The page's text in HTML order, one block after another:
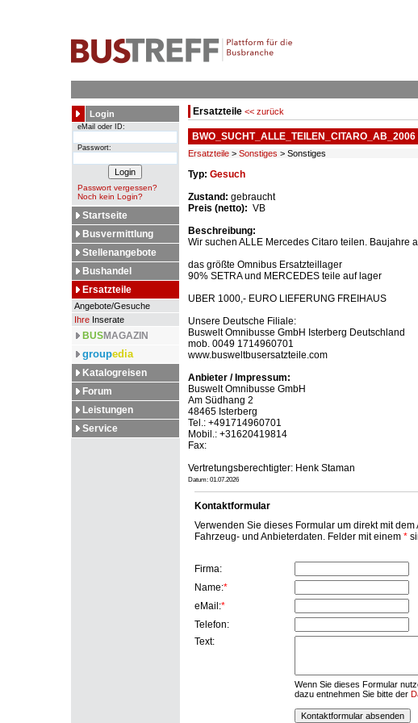
Login
eMail oder ID:
Passwort:
Passwort vergessen?
Noch kein Login?
Startseite
Busvermittlung
Stellenangebote
Bushandel
Ersatzteile
Angebote/Gesuche
IhreInserate
BUSMAGAZIN
groupedia
Katalogreisen
Forum
Leistungen
Service
Ersatzteile << zurück
BWO_SUCHT_ALLE_TEILEN_CITARO_AB_2006
Ersatzteile> Sonstiges > Sonstiges
Typ: Gesuch
Zustand: gebraucht
Preis (netto): VB
Beschreibung:
Wir suchen ALLE Mercedes Citaro teilen. Baujahre
das größte Omnibus Ersatzteillager
90% SETRA und MERCEDES teile auf lager
UBER 1000,- EURO LIEFERUNG FREIHAUS
Unsere Deutsche Filiale:
Buswelt Omnibusse GmbH Isterberg Deutschland
mob. 0049 1714960701
www.busweltbusersatzteile.com
Anbieter / Impressum:
Buswelt Omnibusse GmbH
Am Südhang 2
48465 Isterberg
Tel.: +491714960701
Mobil.: +31620419814
Fax:
Vertretungsberechtigter: Henk Staman
Datum: 01.07.2026
Kontaktformular
Verwenden Sie dieses Formular um direkt mit
Fahrzeug- und Anbieterdaten. Felder mit einem *
Firma:
Name:*
eMail:*
Telefon:
Text:
Wenn Sie dieses Formular
dazu entnehmen Sie bitte der